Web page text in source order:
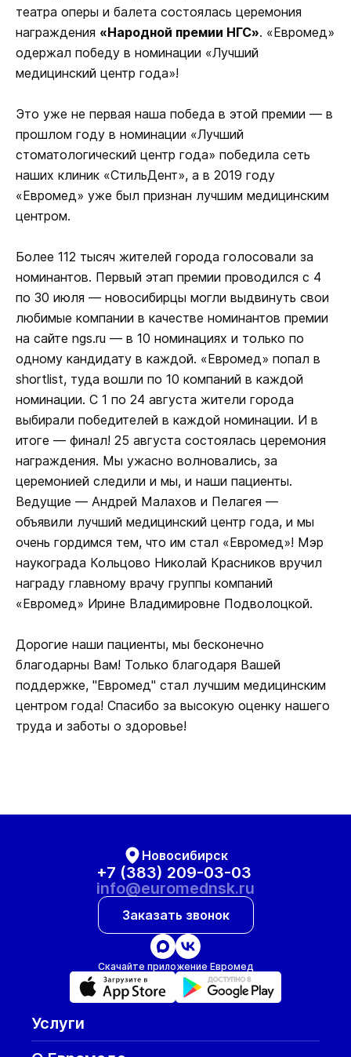
театра оперы и балета состоялась церемония
награждения «Народной премии НГС». «Евромед»
одержал победу в номинации «Лучший
медицинский центр года»!
Это уже не первая наша победа в этой премии — в
прошлом году в номинации «Лучший
стоматологический центр года» победила сеть
наших клиник «СтильДент», а в 2019 году
«Евромед» уже был признан лучшим медицинским
центром.
Более 112 тысяч жителей города голосовали за
номинантов. Первый этап премии проводился с 4
по 30 июля — новосибирцы могли выдвинуть свои
любимые компании в качестве номинантов премии
на сайте ngs.ru — в 10 номинациях и только по
одному кандидату в каждой. «Евромед» попал в
shortlist, туда вошли по 10 компаний в каждой
номинации. С 1 по 24 августа жители города
выбирали победителей в каждой номинации. И в
итоге — финал! 25 августа состоялась церемония
награждения. Мы ужасно волновались, за
церемонией следили и мы, и наши пациенты.
Ведущие — Андрей Малахов и Пелагея —
объявили лучший медицинский центр года, и мы
очень гордимся тем, что им стал «Евромед»! Мэр
наукограда Кольцово Николай Красников вручил
награду главному врачу группы компаний
«Евромед» Ирине Владимировне Подволоцкой.
Дорогие наши пациенты, мы бесконечно
благодарны Вам! Только благодаря Вашей
поддержке, "Евромед" стал лучшим медицинским
центром года! Спасибо за высокую оценку нашего
труда и заботы о здоровье!
Новосибирск
+7 (383) 209-03-03
info@euromednsk.ru
Заказать звонок
Скачайте приложение Евромед
Услуги